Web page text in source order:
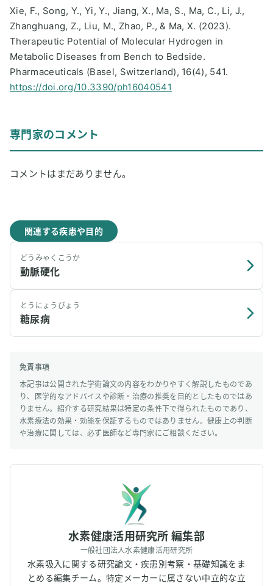
Xie, F., Song, Y., Yi, Y., Jiang, X., Ma, S., Ma, C., Li, J.,
Zhanghuang, Z., Liu, M., Zhao, P., & Ma, X. (2023).
Therapeutic Potential of Molecular Hydrogen in
Metabolic Diseases from Bench to Bedside.
Pharmaceuticals (Basel, Switzerland), 16(4), 541.
https://doi.org/10.3390/ph16040541
専門家のコメント
コメントはまだありません。
関連する疾患や目的
どうみゃくこうか
動脈硬化
とうにょうびょう
糖尿病
免責事項
本記事は公開された学術論文の内容をわかりやすく解説したものであ
り、医学的なアドバイスや診断・治療の推奨を目的としたものではあ
りません。紹介する研究結果は特定の条件下で得られたものであり、
水素療法の効果・効能を保証するものではありません。健康上の判断
や治療に関しては、必ず医師など専門家にご相談ください。
水素健康活用研究所 編集部
一般社団法人水素健康活用研究所
水素吸入に関する研究論文・疾患別考察・基礎知識をま
とめる編集チーム。特定メーカーに属さない中立的な立